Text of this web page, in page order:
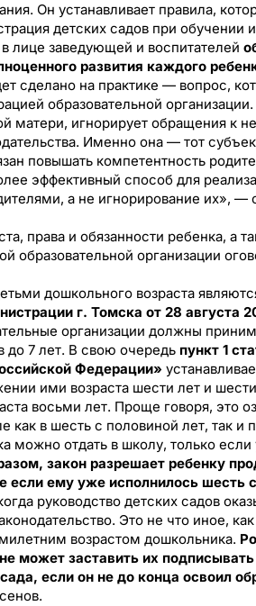
Он устанавливает правила,
детских садов при обучении
в лице заведующей и воспитателей
развития каждого
сделано на практике — вопрос,
образовательной
матери, игнорирует обращения к
Именно она — тот
повышать компетентность
эффективный способ для
а не игнорирование их», —
права и обязанности ребенка, а
образовательной организации
дошкольного возраста
г. Томска от 28 августа
организации должны
до 7 лет. В свою очередь пункт 1
Федерации»
ими возраста шести лет и
восьми лет. Проще говоря, это
как в шесть с половиной лет, так и
можно отдать в школу, только
закон разрешает ребенку
если ему уже исполнилось шесть
руководство детских садов
Это не что иное,
возрастом дошкольника.
может заставить их
если он не до конца освоил